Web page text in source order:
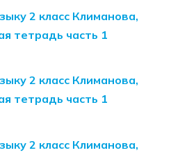
2 класс Климанова,
тетрадь часть 1
2 класс Климанова,
тетрадь часть 1
2 класс Климанова,